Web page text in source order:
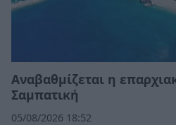
Αναβαθμίζεται η
Σαμπατική
05/08/2026 18:52